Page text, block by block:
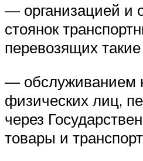
— организацией и
стоянок
перевозящих
— обслуживанием
физических лиц,
через
товары и